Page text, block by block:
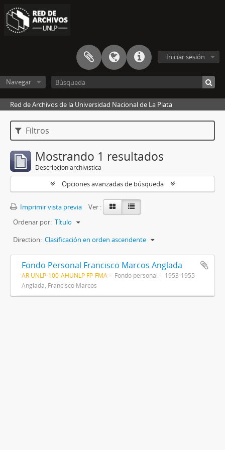
Iniciar sesión
Navegar
Red de Archivos de la Universidad Nacional de La Plata
Filtros
Mostrando 1 resultados
Descripción archivística
Opciones avanzadas de búsqueda
Imprimir vista previa
Ver :
Ordenar por: Título
Direction: Clasificación en orden ascendente
Fondo Personal Francisco Marcos Anglada
AR UNLP-100-AHUNLP FP-FMA Fondo personal
1953-1955
Anglada, Francisco Marcos